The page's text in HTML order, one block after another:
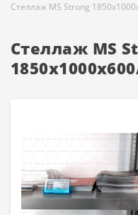
Стеллаж MS Strong
Стеллаж MS